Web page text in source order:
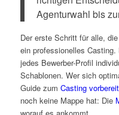
Agenturwahl bis
Der erste Schritt für alle,
ein professionelles Casting.
jedes Bewerber-Profil
Schablonen. Wer sich
Guide zum Casting
noch keine Mappe hat: Die